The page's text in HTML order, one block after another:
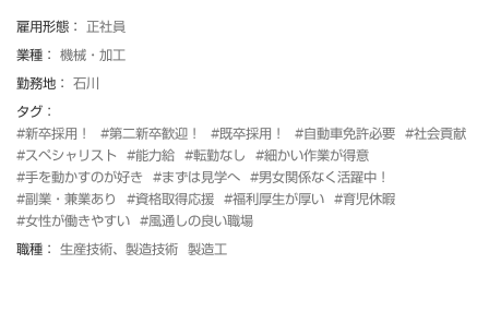
雇用形態： 正社員
業種： 機械・加工
勤務地： 石川
タグ：
#新卒採用！
#第二新卒歓迎！ #既卒採用！ #自動車免許必要
#社会貢献
#スペシャリスト
#能力給 #転勤なし
#細かい作業が得意
#手を動かすのが好き
#まずは見学へ
#男女関係なく活躍中！
#副業・兼業あり
#資格取得応援 #福利厚生が厚い
#育児休暇
#女性が働きやすい
#風通しの良い職場
職種： 生産技術、製造技術 製造工